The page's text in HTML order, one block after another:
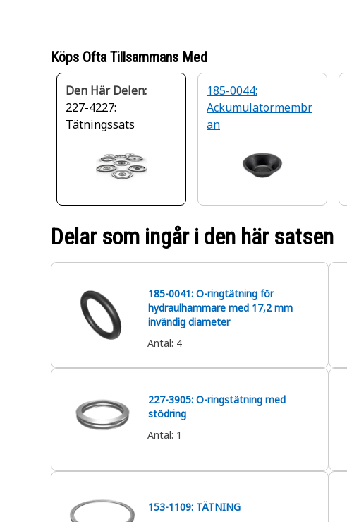
Köps Ofta Tillsammans Med
Den Här Delen:
227-4227:
Tätningssats
185-0044:
Ackumulatormembr
an
Delar som ingår i den här satsen
185-0041: O-ringtätning för
hydraulhammare med 17,2 mm
invändig diameter
Antal: 4
227-3905: O-ringstätning med
stödring
Antal: 1
153-1109: TÄTNING